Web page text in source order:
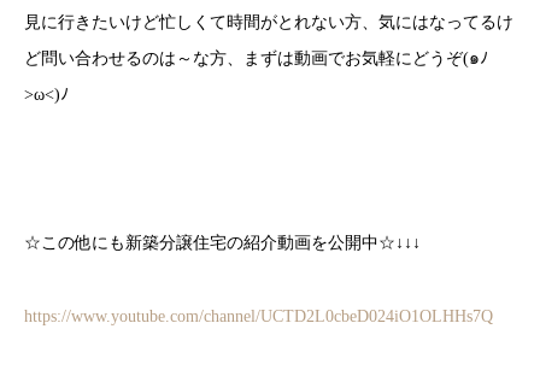
見に行きたいけど忙しくて時間がとれない方、気にはなってるけ
ど問い合わせるのは～な方、まずは動画でお気軽にどうぞ(๑ﾉ
>ω<)ﾉ
☆この他にも新築分譲住宅の紹介動画を公開中☆↓↓↓
https://www.youtube.com/channel/UCTD2L0cbeD024iO1OLHHs7Q